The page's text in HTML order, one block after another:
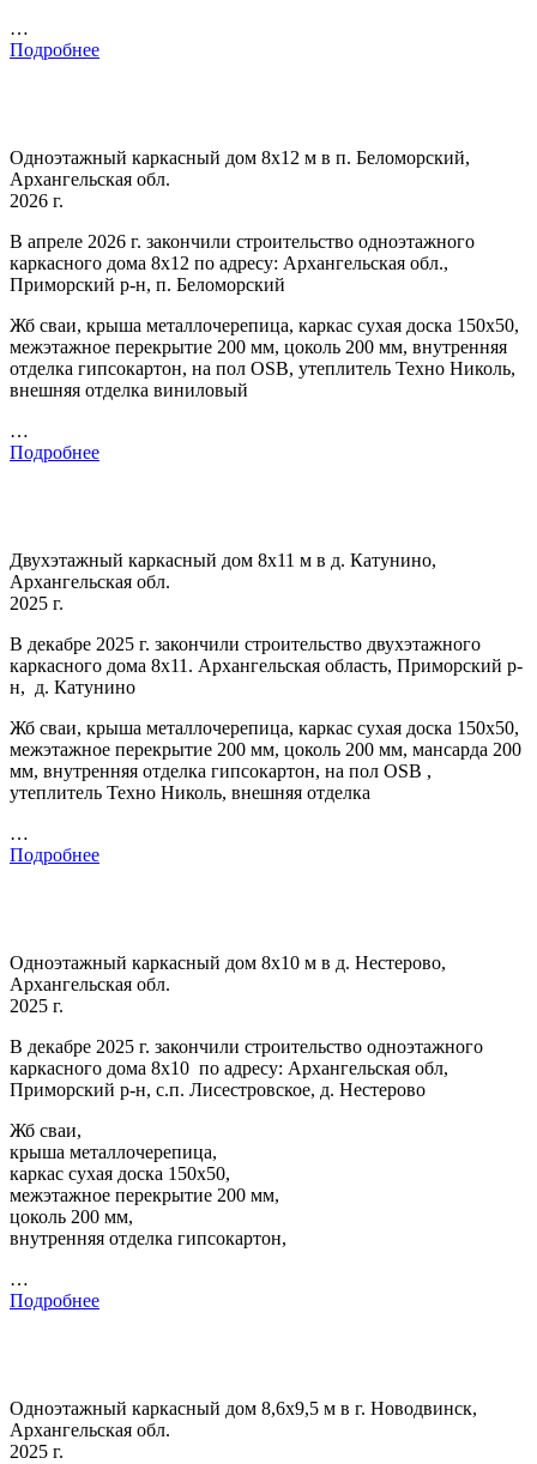
…
Подробнее
Одноэтажный каркасный дом 8х12 м в п. Беломорский,
Архангельская обл.
2026 г.
В апреле 2026 г. закончили строительство одноэтажного
каркасного дома 8х12 по адресу: Архангельская обл.,
Приморский р-н, п. Беломорский
Жб сваи, крыша металлочерепица, каркас сухая доска 150х50,
межэтажное перекрытие 200 мм, цоколь 200 мм, внутренняя
отделка гипсокартон, на пол OSB, утеплитель Техно Николь,
внешняя отделка виниловый
…
Подробнее
Двухэтажный каркасный дом 8х11 м в д. Катунино,
Архангельская обл.
2025 г.
В декабре 2025 г. закончили строительство двухэтажного
каркасного дома 8х11. Архангельская область, Приморский р-
н, д. Катунино
Жб сваи, крыша металлочерепица, каркас сухая доска 150х50,
межэтажное перекрытие 200 мм, цоколь 200 мм, мансарда 200
мм, внутренняя отделка гипсокартон, на пол OSB ,
утеплитель Техно Николь, внешняя отделка
…
Подробнее
Одноэтажный каркасный дом 8х10 м в д. Нестерово,
Архангельская обл.
2025 г.
В декабре 2025 г. закончили строительство одноэтажного
каркасного дома 8х10 по адресу: Архангельская обл,
Приморский р-н, с.п. Лисестровское, д. Нестерово
Жб сваи,
крыша металлочерепица,
каркас сухая доска 150х50,
межэтажное перекрытие 200 мм,
цоколь 200 мм,
внутренняя отделка гипсокартон,
…
Подробнее
Одноэтажный каркасный дом 8,6х9,5 м в г. Новодвинск,
Архангельская обл.
2025 г.